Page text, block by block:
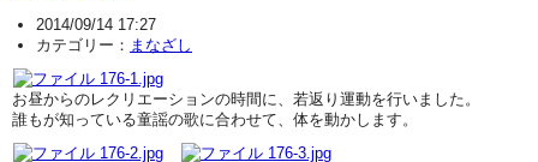
2014/09/14 17:27
カテゴリー： まなざし
お昼からのレクリエーションの時間に、若返り運動を行いました。
誰もが知っている童謡の歌に合わせて、体を動かします。